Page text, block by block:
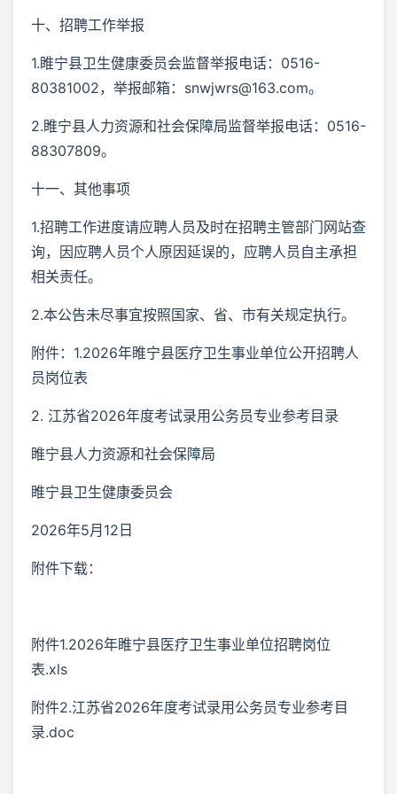
十、招聘工作举报
1.睢宁县卫生健康委员会监督举报电话：0516-
80381002，举报邮箱：snwjwrs@163.com。
2.睢宁县人力资源和社会保障局监督举报电话：0516-
88307809。
十一、其他事项
1.招聘工作进度请应聘人员及时在招聘主管部门网站查
询，因应聘人员个人原因延误的，应聘人员自主承担
相关责任。
2.本公告未尽事宜按照国家、省、市有关规定执行。
附件：1.2026年睢宁县医疗卫生事业单位公开招聘人
员岗位表
2. 江苏省2026年度考试录用公务员专业参考目录
睢宁县人力资源和社会保障局
睢宁县卫生健康委员会
2026年5月12日
附件下载：
附件1.2026年睢宁县医疗卫生事业单位招聘岗位
表.xls
附件2.江苏省2026年度考试录用公务员专业参考目
录.doc